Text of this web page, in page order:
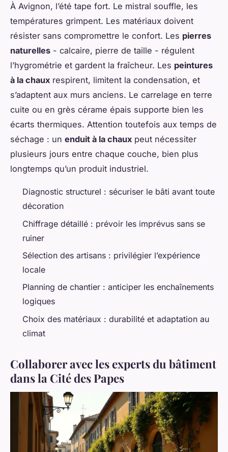
À Avignon, l’été tape fort. Le mistral souffle, les
températures grimpent. Les matériaux doivent
résister sans compromettre le confort. Les pierres
naturelles - calcaire, pierre de taille - régulent
l’hygrométrie et gardent la fraîcheur. Les peintures
à la chaux respirent, limitent la condensation, et
s’adaptent aux murs anciens. Le carrelage en terre
cuite ou en grès cérame épais supporte bien les
écarts thermiques. Attention toutefois aux temps de
séchage : un enduit à la chaux peut nécessiter
plusieurs jours entre chaque couche, bien plus
longtemps qu’un produit industriel.
Diagnostic structurel : sécuriser le bâti avant toute
décoration
Chiffrage détaillé : prévoir les imprévus sans se
ruiner
Sélection des artisans : privilégier l’expérience
locale
Planning de chantier : anticiper les enchaînements
logiques
Choix des matériaux : durabilité et adaptation au
climat
Collaborer avec les experts du bâtiment
dans la Cité des Papes